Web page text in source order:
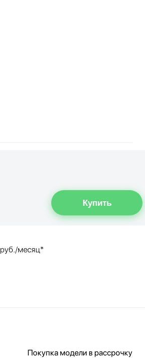
руб./месяц*
Покупка модели в рассрочку